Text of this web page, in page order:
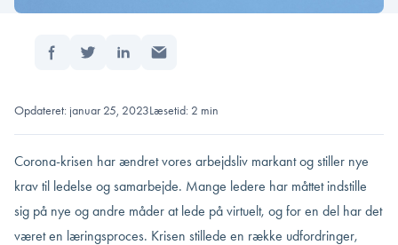
Opdateret: januar 25, 2023Læsetid: 2 min
Corona-krisen har ændret vores arbejdsliv markant og stiller nye
krav til ledelse og samarbejde. Mange ledere har måttet indstille
sig på nye og andre måder at lede på virtuelt, og for en del har det
været en læringsproces. Krisen stillede en række udfordringer,